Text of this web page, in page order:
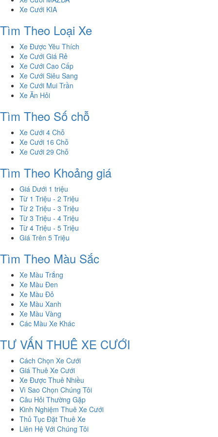
Xe Cưới KIA
Tìm Theo Loại Xe
Xe Được Yêu Thích
Xe Cưới Giá Rẻ
Xe Cưới Cao Cấp
Xe Cưới Siêu Sang
Xe Cưới Mui Trần
Xe Ăn Hỏi
Tìm Theo Số chỗ
Xe Cưới 4 Chỗ
Xe Cưới 16 Chỗ
Xe Cưới 29 Chỗ
Tìm Theo Khoảng giá
Giá Dưới 1 triệu
Từ 1 Triệu - 2 Triệu
Từ 2 Triệu - 3 Triệu
Từ 3 Triệu - 4 Triệu
Từ 4 Triệu - 5 Triệu
Giá Trên 5 Triệu
Tìm Theo Màu Sắc
Xe Màu Trắng
Xe Màu Đen
Xe Màu Đỏ
Xe Màu Xanh
Xe Màu Vàng
Các Màu Xe Khác
TƯ VẤN THUÊ XE CƯỚI
Cách Chọn Xe Cưới
Giá Thuê Xe Cưới
Xe Được Thuê Nhiều
Vì Sao Chọn Chúng Tôi
Câu Hỏi Thường Gặp
Kinh Nghiệm Thuê Xe Cưới
Thủ Tục Đặt Thuê Xe
Liên Hệ Với Chúng Tôi